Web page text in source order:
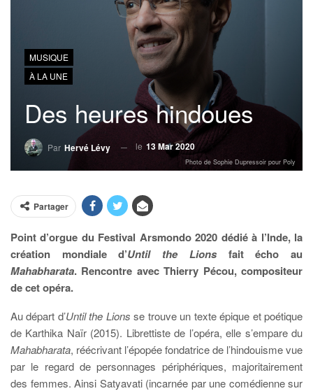
MUSIQUE
À LA UNE
Des heures hindoues
Par Hervé Lévy le 13 Mar 2020
Photo de Sophie Dupressoir pour Poly
Partager
Point d’orgue du Festival Arsmondo 2020 dédié à l’Inde, la
création mondiale d’Until the Lionsfait écho au
Mahabharata. Rencontre avec Thierry Pécou, compositeur
de cet opéra.
Au départ d’Until the Lions se trouve un texte épique et poétique
de Karthika Naïr (2015). Librettiste de l’opéra, elle s’empare du
Mahabharata, réécrivant l’épopée fondatrice de l’hindouisme vue
par le regard de personnages périphériques, majoritairement
des femmes. Ainsi Satyavati (incarnée par une comédienne sur